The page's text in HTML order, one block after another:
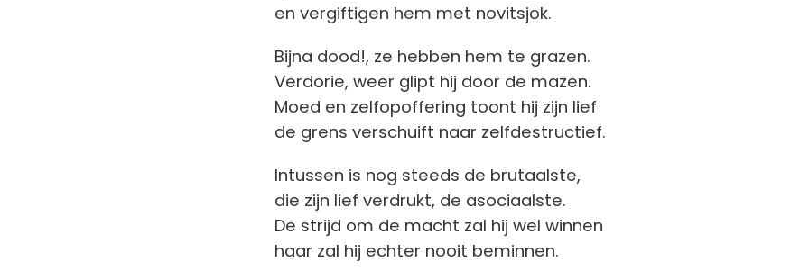
en vergiftigen hem met novitsjok.
Bijna dood!, ze hebben hem te grazen.
Verdorie, weer glipt hij door de mazen.
Moed en zelfopoffering toont hij zijn lief
de grens verschuift naar zelfdestructief.
Intussen is nog steeds de brutaalste,
die zijn lief verdrukt, de asociaalste.
De strijd om de macht zal hij wel winnen
haar zal hij echter nooit beminnen.